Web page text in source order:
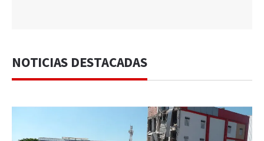
NOTICIAS DESTACADAS